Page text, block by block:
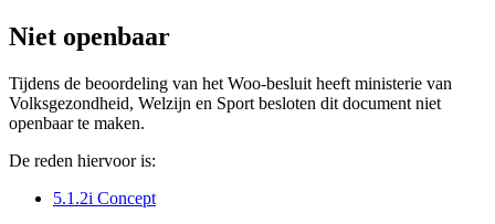
Niet openbaar
Tijdens de beoordeling van het Woo-besluit heeft ministerie van
Volksgezondheid, Welzijn en Sport besloten dit document niet
openbaar te maken.
De reden hiervoor is:
5.1.2i Concept